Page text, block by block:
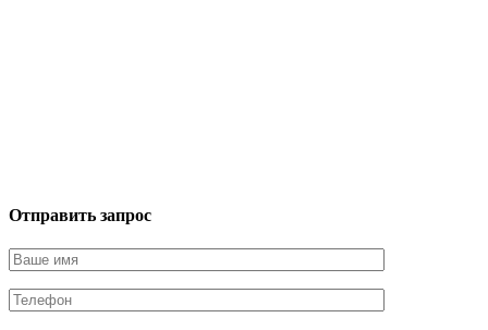
Отправить запрос